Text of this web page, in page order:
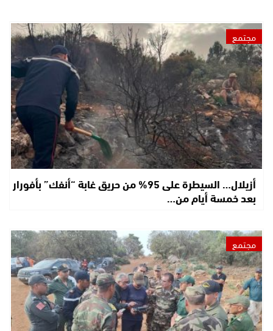
مجتمع
أزيلال… السيطرة على 95% من حريق غابة “أنفك” بأفورار
بعد خمسة أيام من…
مجتمع